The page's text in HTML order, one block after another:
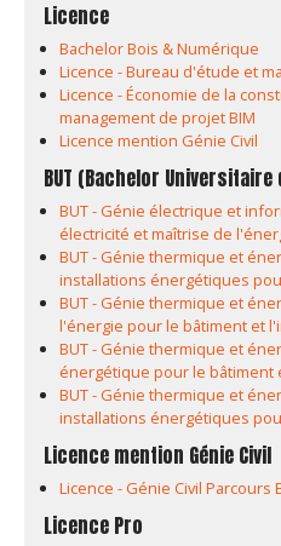
Licence
Bachelor Bois & Numérique
Licence - Bureau d'étude et
Licence - Économie de la
management de projet BIM
Licence mention Génie Civil
BUT (Bachelor
BUT - Génie électrique et
électricité et maîtrise de
BUT - Génie thermique et
installations énergétiques
BUT - Génie thermique et
l'énergie pour le bâtiment et
BUT - Génie thermique et
énergétique pour le bâtiment
BUT - Génie thermique et
installations énergétiques
Licence mention Génie Civil
Licence - Génie Civil Parcours
Licence Pro